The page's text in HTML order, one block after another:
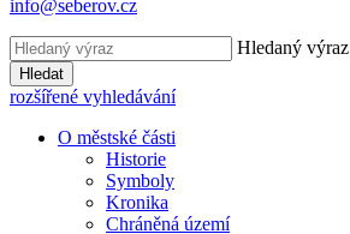
info@seberov.cz
Hledaný výraz
Hledat
rozšířené vyhledávání
O městské části
Historie
Symboly
Kronika
Chráněná území